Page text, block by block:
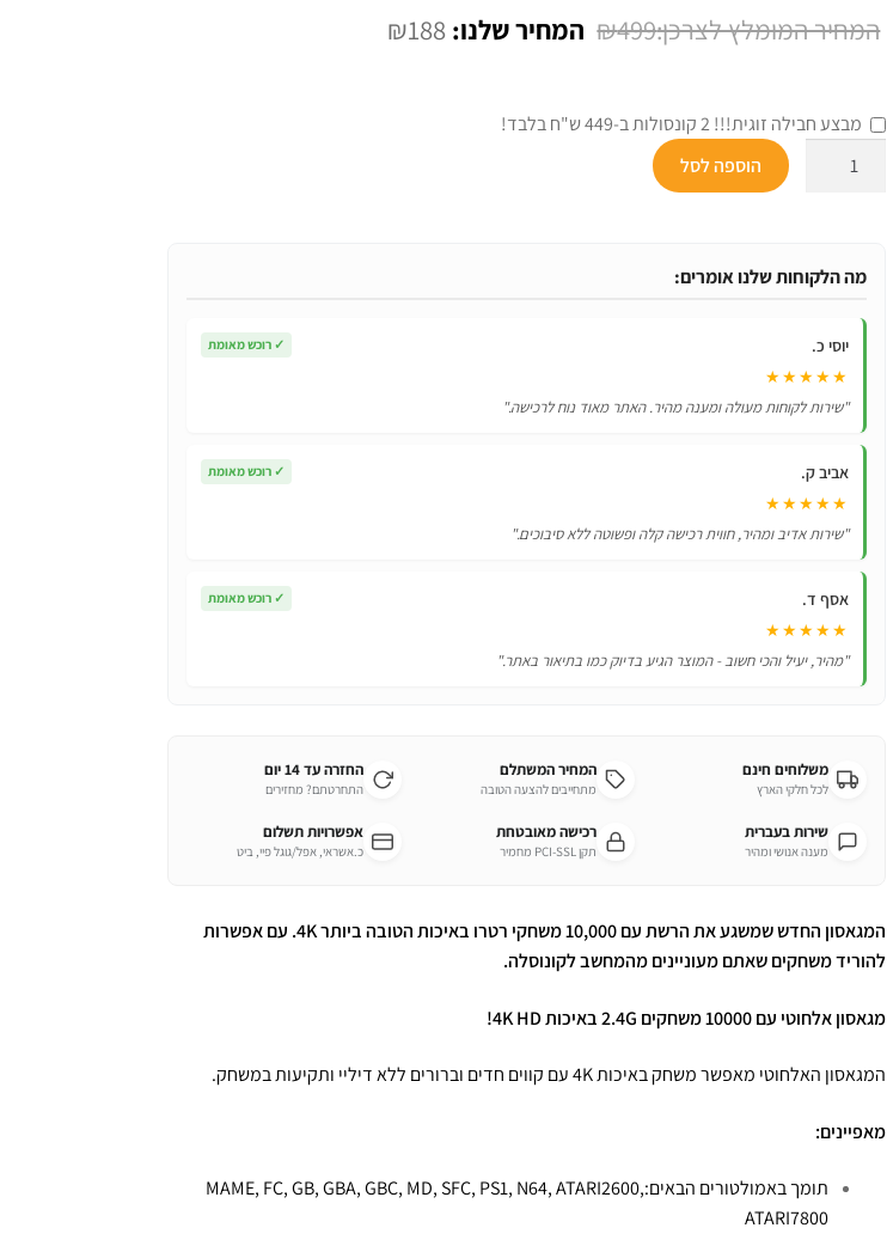
₪499
המחיר
היה:
₪188 המחיר
מבצע חבילה זוגית!!! 2 קונסולות ב-449 ש"ח בלבד!
כמות
רטרו
10000
הוספה לסל
מה הלקוחות שלנו אומרים:
יוסי כ. ✓ רוכש מאומת
★★★★★
"שירות לקוחות מעולה ומענה מהיר. האתר מאוד נוח לרכישה."
אביב ק. ✓ רוכש מאומת
★★★★★
"שירות אדיב ומהיר, חווית רכישה קלה ופשוטה ללא סיבוכים."
אסף ד. ✓ רוכש מאומת
★★★★★
"מהיר, יעיל והכי חשוב - המוצר הגיע בדיוק כמו בתיאור באתר."
משלוחים חינם
לכל חלקי הארץ
המחיר המשתלם
מתחייבים להצעה הטובה
החזרה עד 14 יום
התחרטתם? מחזירים
שירות בעברית
מענה אנושי ומהיר
רכישה מאובטחת
תקן PCI-SSL מחמיר
אפשרויות תשלום
כ.אשראי, אפל/גוגל פיי, ביט
המגאסון החדש שמשגע את הרשת עם 10,000 משחקי רטרו באיכות הטובה ביותר 4K. עם אפשרות
להוריד משחקים שאתם מעוניינים מהמחשב לקונוסלה.
מגאסון אלחוטי עם 10000 משחקים 2.4G באיכות 4K HD!
המגאסון האלחוטי מאפשר משחק באיכות 4K עם קווים חדים וברורים ללא דיליי ותקיעות במשחק.
מאפיינים:
תומך באמולטורים הבאים:MAME, FC, GB, GBA, GBC, MD, SFC, PS1, N64, ATARI2600,
ATARI7800